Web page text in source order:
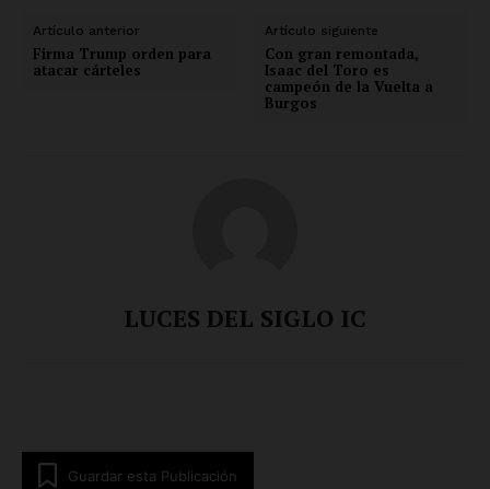
Artículo anterior
Firma Trump orden para
atacar cárteles
Artículo siguiente
Con gran remontada,
Isaac del Toro es
campeón de la Vuelta a
Burgos
LUCES DEL SIGLO IC
Guardar esta Publicación